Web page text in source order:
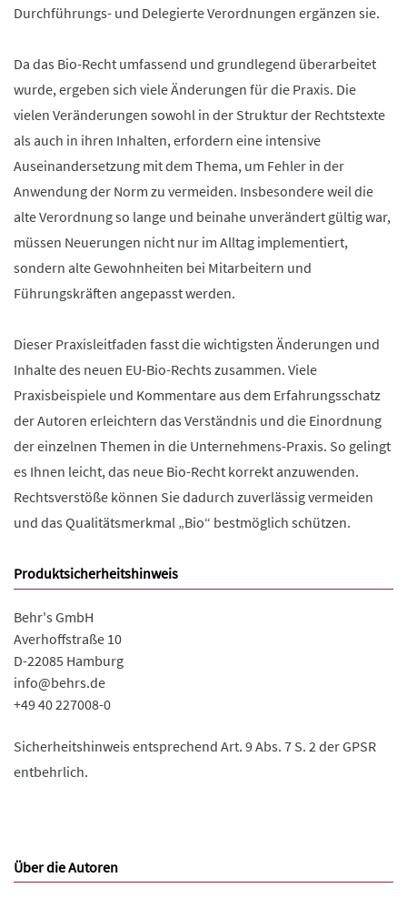
Durchführungs- und Delegierte Verordnungen ergänzen sie.
Da das Bio-Recht umfassend und grundlegend überarbeitet
wurde, ergeben sich viele Änderungen für die Praxis. Die
vielen Veränderungen sowohl in der Struktur der Rechtstexte
als auch in ihren Inhalten, erfordern eine intensive
Auseinandersetzung mit dem Thema, um Fehler in der
Anwendung der Norm zu vermeiden. Insbesondere weil die
alte Verordnung so lange und beinahe unverändert gültig war,
müssen Neuerungen nicht nur im Alltag implementiert,
sondern alte Gewohnheiten bei Mitarbeitern und
Führungskräften angepasst werden.
Dieser Praxisleitfaden fasst die wichtigsten Änderungen und
Inhalte des neuen EU-Bio-Rechts zusammen. Viele
Praxisbeispiele und Kommentare aus dem Erfahrungsschatz
der Autoren erleichtern das Verständnis und die Einordnung
der einzelnen Themen in die Unternehmens-Praxis. So gelingt
es Ihnen leicht, das neue Bio-Recht korrekt anzuwenden.
Rechtsverstöße können Sie dadurch zuverlässig vermeiden
und das Qualitätsmerkmal „Bio“ bestmöglich schützen.
Produktsicherheitshinweis
Behr's GmbH
Averhoffstraße 10
D-22085 Hamburg
info@behrs.de
+49 40 227008-0
Sicherheitshinweis entsprechend Art. 9 Abs. 7 S. 2 der GPSR
entbehrlich.
Über die Autoren